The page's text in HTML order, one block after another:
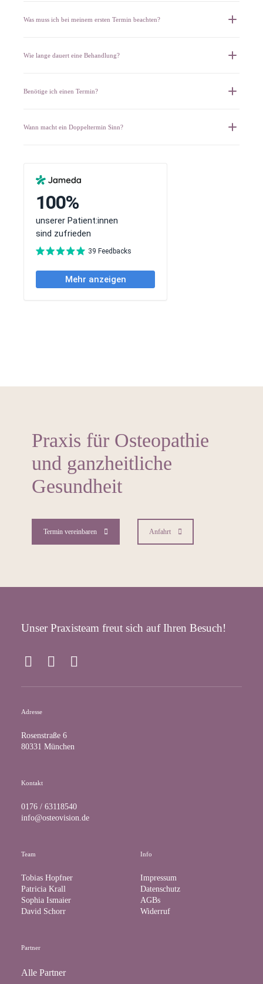
Was muss ich bei meinem ersten Termin beachten?
Wie lange dauert eine Behandlung?
Benötige ich einen Termin?
Wann macht ein Doppeltermin Sinn?
Praxis für Osteopathie
und ganzheitliche
Gesundheit
Termin vereinbaren Anfahrt
Unser Praxisteam freut sich auf Ihren Besuch!
F
c
b
o
o
I
s
g
r
Y
u
e
Adresse
Rosenstraße 6
80331 München
Kontakt
0176 / 63118540
info@osteovision.de
Team
Tobias Hopfner
Patricia Krall
Sophia Ismaier
David Schorr
Info
Impressum
Datenschutz
AGBs
Widerruf
Partner
Alle Partner